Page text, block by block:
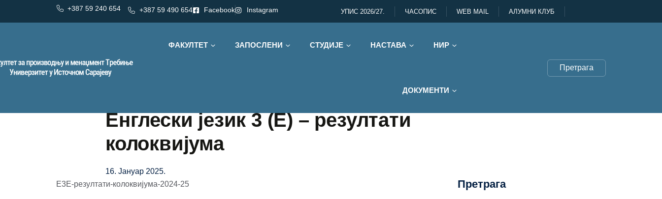
+387 59 240 654 +387 59 490 654 Facebook Instagram УПИС 2026/27. ЧАСОПИС WEB MAIL АЛУМНИ КЛУБ
ФАКУЛТЕТ ЗАПОСЛЕНИ СТУДИЈЕ НАСТАВА НИР
ДОКУМЕНТИ
Претрага
Енглески језик 3 (Е) – резултати
колоквијума
16. Јануар 2025.
Е3Е-резултати-колоквијума-2024-25
Претрага